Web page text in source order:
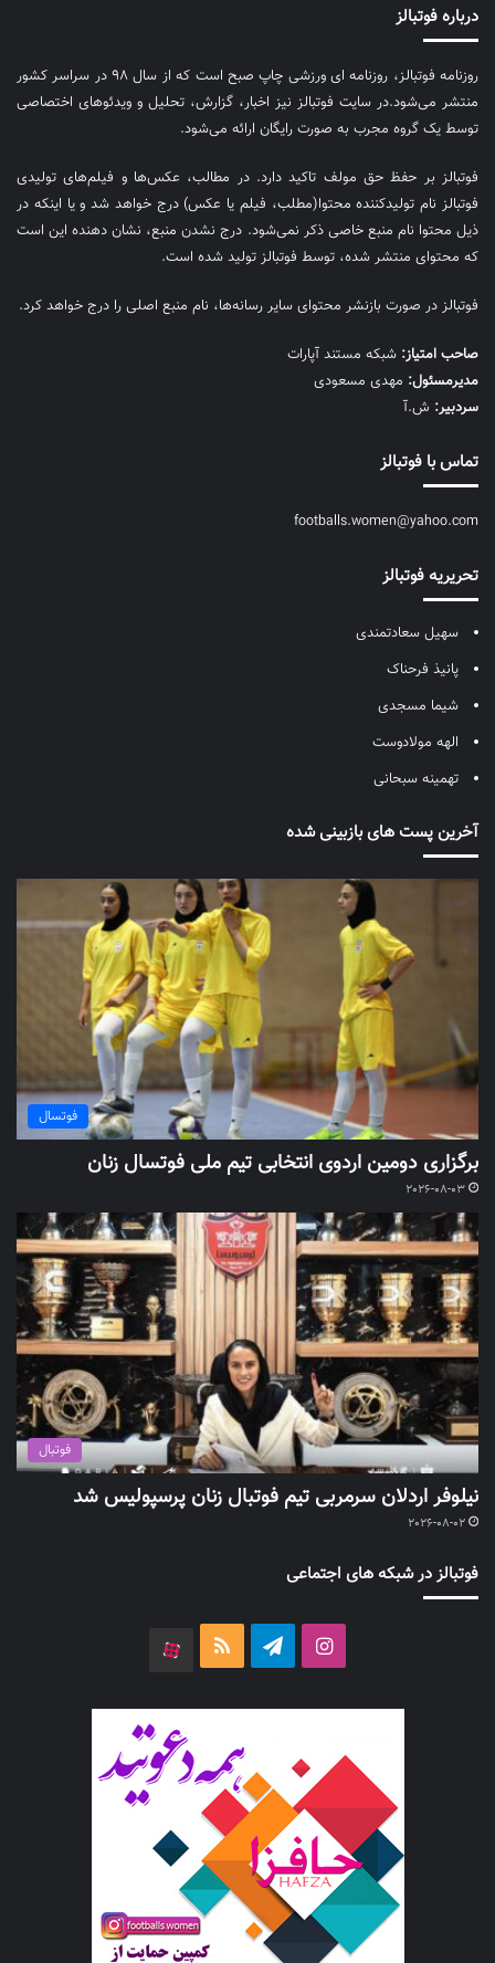
درباره فوتبالز
روزنامه فوتبالز، روزنامه ای ورزشی چاپ صبح است که از سال ۹۸ در سراسر کشور
منتشر می‌شود.در سایت فوتبالز نیز اخبار، گزارش، تحلیل و ویدئوهای اختصاصی
توسط یک گروه مجرب به صورت رایگان ارائه می‌شود.
فوتبالز بر حفظ حق مولف تاکید دارد. در مطالب، عکس‌ها و فیلم‌های تولیدی
فوتبالز نام تولیدکننده محتوا(مطلب، فیلم یا عکس) درج خواهد شد و یا اینکه در
ذیل محتوا نام منبع خاصی ذکر نمی‌‎شود. درج نشدن منبع، نشان دهنده این است
که محتوای منتشر شده، توسط فوتبالز تولید شده است.
فوتبالز در صورت بازنشر محتوای سایر رسانه‌ها، نام منبع اصلی را درج خواهد کرد.
صاحب امتیاز: شبکه مستند آپارات
مديرمسئول: مهدی مسعودی
سردبیر: ش.آ
تماس با فوتبالز
footballs.women@yahoo.com
تحریریه فوتبالز
سهیل سعادتمندی
پانیذ فرحناک
شیما مسجدی
الهه مولادوست
تهمینه سبحانی
آخرین پست های بازبینی شده
فوتسال
برگزاری دومین اردوی انتخابی تیم ملی فوتسال زنان
2026-08-03
فوتبال
نیلوفر اردلان سرمربی تیم فوتبال زنان پرسپولیس شد
2026-08-02
فوتبالز در شبکه های اجتماعی
اینستاگرامتلگرام خوراک